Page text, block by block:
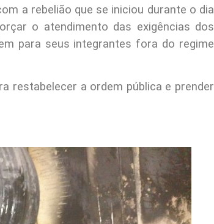
a rebelião que se iniciou durante o dia
o atendimento das exigências dos
para seus integrantes fora do regime
restabelecer a ordem pública e prender